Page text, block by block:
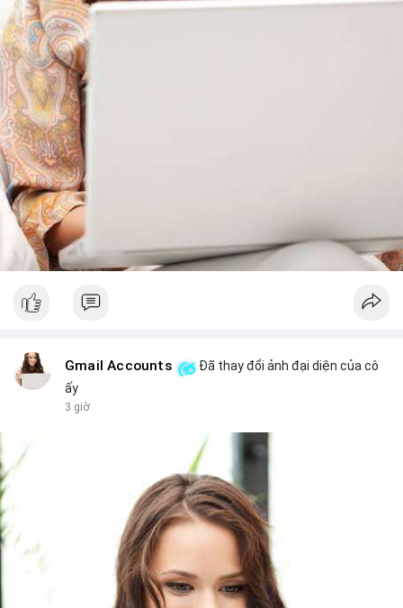
vốn ETF (tuần tốt nhất kể từ tháng 4 với 1 tỷ USD) trước khi
gia tăng vị thế.
Xem chi tiết các bài viết đầy đủ tại dòng thời gian của Vlike.vn!
#whalealertbtc
#brazilcryptoregulation
Gmail Accounts
Đã thay đổi ảnh đại diện của cô
ấy
3 giờ